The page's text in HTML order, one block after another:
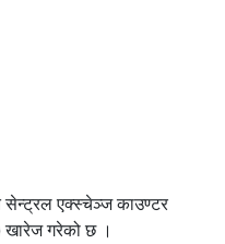
सेन्ट्रल एक्स्चेञ्ज काउण्टर
खारेज गरेको छ ।